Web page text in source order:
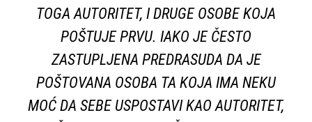
TOGA AUTORITET, I DRUGE OSOBE KOJA
POŠTUJE PRVU. IAKO JE ČESTO
ZASTUPLJENA PREDRASUDA DA JE
POŠTOVANA OSOBA TA KOJA IMA NEKU
MOĆ DA SEBE USPOSTAVI KAO AUTORITET,